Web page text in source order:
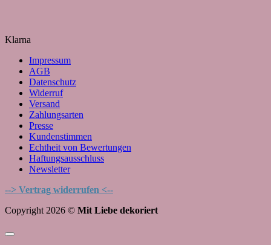
Klarna
Impressum
AGB
Datenschutz
Widerruf
Versand
Zahlungsarten
Presse
Kundenstimmen
Echtheit von Bewertungen
Haftungsausschluss
Newsletter
--> Vertrag widerrufen <--
Copyright 2026 © Mit Liebe dekoriert